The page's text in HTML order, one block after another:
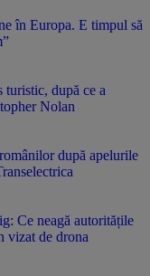
în Europa. E timpul să
turistic, după ce a
Nolan
după apelurile
Ce neagă autoritățile
vizat de drona